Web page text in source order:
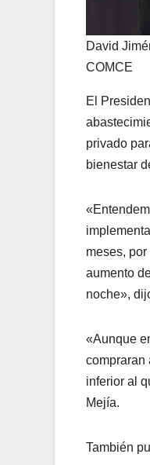
David
COMCE
El
privado
bienestar
meses,
aumento
noche»,
«Aunque
compraran
inferior al
Mejía.
También